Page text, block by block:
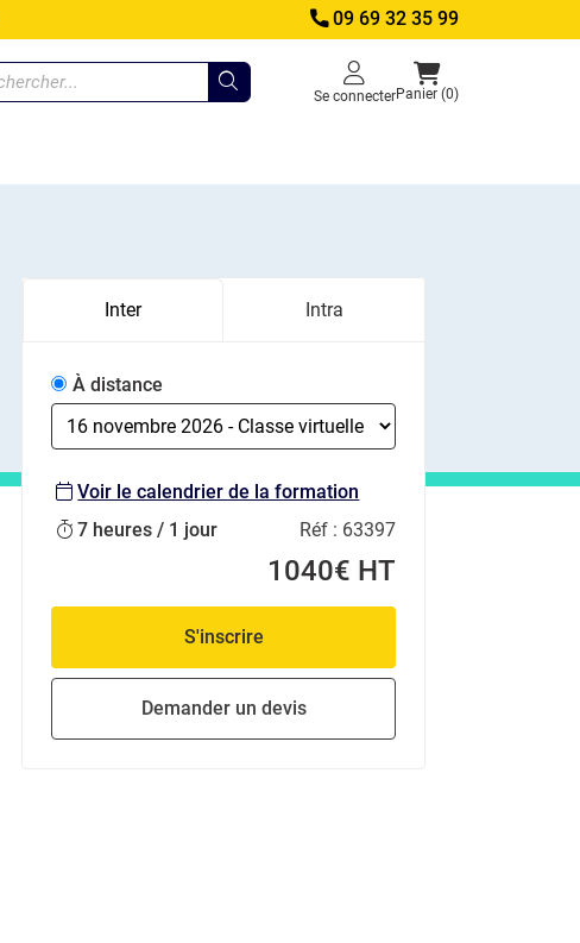
09 69 32 35 99
Se connecterPanier (0)
Inter Intra
À distance
Voir le calendrier de la formation
7 heures / 1 jour
Réf : 63397
1040€ HT
S'inscrire
Demander un devis